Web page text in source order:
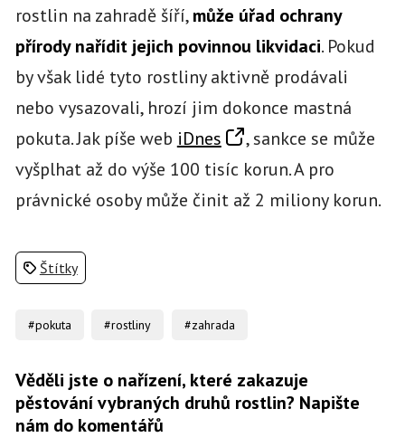
rostlin na zahradě šíří,může úřad ochrany
přírody nařídit jejich povinnou likvidaci. Pokud
by však lidé tyto rostliny aktivně prodávali
nebo vysazovali, hrozí jim dokonce mastná
pokuta. Jak píše web iDnes
, sankce se může
vyšplhat až do výše 100 tisíc korun. A pro
právnické osoby může činit až 2 miliony korun.
Štítky
#pokuta #rostliny #zahrada
Věděli jste o nařízení, které zakazuje
pěstování vybraných druhů rostlin? Napište
nám do komentářů